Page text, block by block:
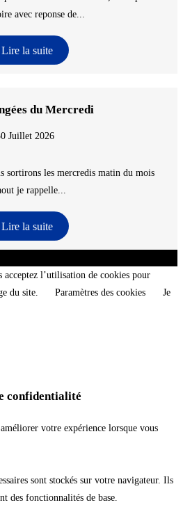
avec reponse de...
Lire la suite
du Mercredi
Juillet 2026
sortirons les mercredis matin du mois
je rappelle...
Lire la suite
l’utilisation de cookies pour
du site.
Paramètres des cookies
Je
confidentialité
votre expérience lorsque vous
sont stockés sur votre navigateur. Ils
des fonctionnalités de base.